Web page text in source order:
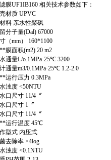
膜UF1IB160 相关技术参数如下：
材质 UPVC
料 亲水性聚砜
分子量(Dal) 67000
（mm） 160*1100
面积(m2) 20 m2
通量L/o.1MPa·25℃ 3200
通量m3/0.1MPa·25℃ 1.2-2.0
行压力 0.3MPa
浊度 <50NTU
口尺寸 11/4〞
口尺寸 1〞
口尺寸 11/4〞
运行温度 45℃
型式 内压式
去除率 >4log
浊度 <0.1NTU